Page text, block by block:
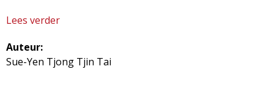
Lees verder
r
Auteur:
Sue-Yen Tjong Tjin Tai